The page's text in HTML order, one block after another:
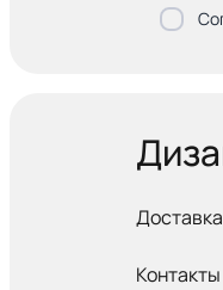
Контакты